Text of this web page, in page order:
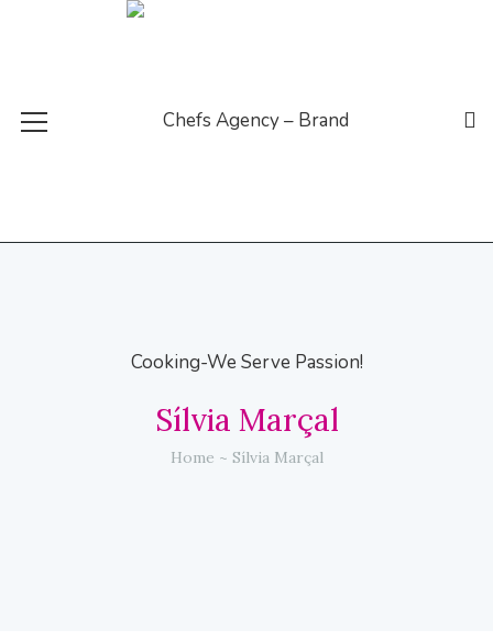
Sílvia Marçal
Home Sílvia Marçal